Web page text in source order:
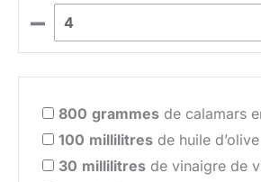
–
800 grammes de calamars
100 millilitres de huile
30 millilitres de vinaigre de